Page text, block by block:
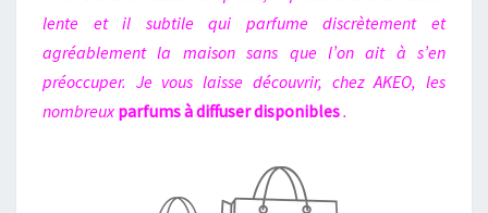
lente et il subtile qui parfume discrètement et
agréablement la maison sans que l’on ait à s’en
préoccuper. Je vous laisse découvrir, chez AKEO, les
nombreuxparfumsà diffuser disponibles.